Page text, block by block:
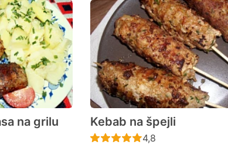
na grilu
hodnocen
Kebab na špejli
Recept ještě nebyl
4,8